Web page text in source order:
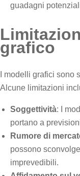
guadagni
grafico
I modelli grafici sono
Alcune limitazioni
Soggettività: I
portano a
Rumore di
possono
imprevedibili.